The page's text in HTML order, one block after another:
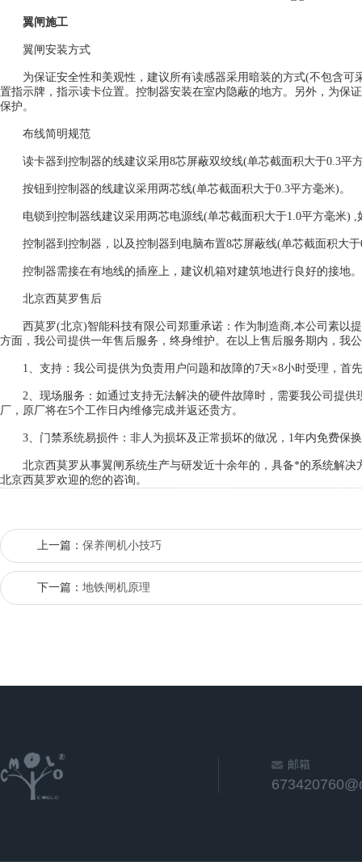
翼闸施工
翼闸安装方式
为保证安全性和美观性，建议所有读感器采用暗装的方式(不包含可
置指示牌，指示读卡位置。控制器安装在室内隐蔽的地方。另外，为保
保护。
布线简明规范
读卡器到控制器的线建议采用8芯屏蔽双绞线(单芯截面积大于0.3平
按钮到控制器的线建议采用两芯线(单芯截面积大于0.3平方毫米)。
电锁到控制器线建议采用两芯电源线(单芯截面积大于1.0平方毫米) ,
控制器到控制器，以及控制器到电脑布置8芯屏蔽线(单芯截面积大于
控制器需接在有地线的插座上，建议机箱对建筑地进行良好的接地
北京西莫罗售后
西莫罗(北京)智能科技有限公司郑重承诺：作为制造商,本公司素以
方面，我公司提供一年售后服务，终身维护。在以上售后服务期内，我
1、支持：我公司提供为负责用户问题和故障的7天×8小时受理，首
2、现场服务：如通过支持无法解决的硬件故障时，需要我公司提供
厂，原厂将在5个工作日内维修完成并返还贵方。
3、门禁系统易损件：非人为损坏及正常损坏的做况，1年内免费保
北京西莫罗从事翼闸系统生产与研发近十余年的，具备*的系统解决
北京西莫罗欢迎的您的咨询。
上一篇： 保养闸机小技巧
下一篇： 地铁闸机原理
邮箱